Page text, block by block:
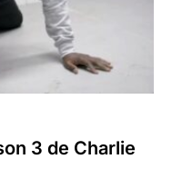
3 de Charlie